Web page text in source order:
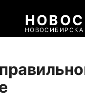
НОВОСИБИРСКА